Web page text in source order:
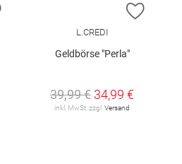
ZUR WUNSCHLISTE HINZUFÜGEN
ZUR
L.CREDI
Geldbörse "Perla"
39,99 € 34,99 €
inkl. MwSt. zzgl. Versand